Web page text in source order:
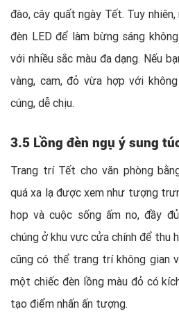
đào, cây quất ngày Tết. Tuy
đèn LED để làm bừng sáng
với nhiều sắc màu đa dạng. Nếu
vàng, cam, đỏ vừa hợp với
cúng, dễ chịu.
3.5 Lồng đèn ngụ ý sung
Trang trí Tết cho văn phòng
quá xa lạ được xem như tượng
họp và cuộc sống ấm no, đầy
chúng ở khu vực cửa chính để thu
cũng có thể trang trí không gian
một chiếc đèn lồng màu đỏ có
tạo điểm nhấn ấn tượng.